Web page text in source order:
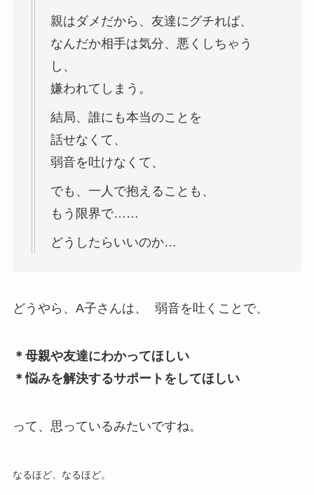
親はダメだから、友達にグチれば、
なんだか相手は気分、悪くしちゃう
し、
嫌われてしまう。
結局、誰にも本当のことを
話せなくて、
弱音を吐けなくて、
でも、一人で抱えることも、
もう限界で……
どうしたらいいのか…
どうやら、A子さんは、 弱音を吐くことで、
＊母親や友達にわかってほしい
＊悩みを解決するサポートをしてほしい
って、思っているみたいですね。
なるほど、なるほど。